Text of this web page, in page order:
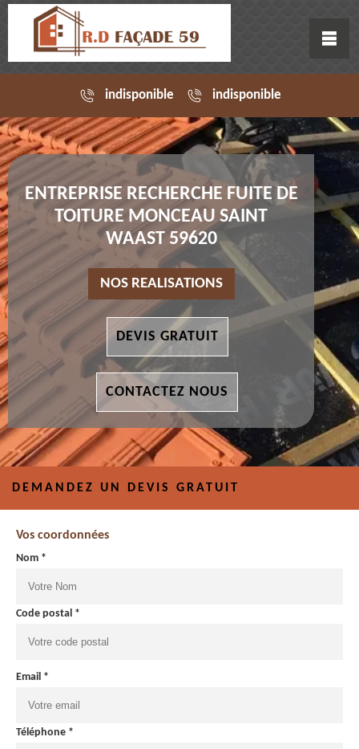
indisponible indisponible
ENTREPRISE RECHERCHE FUITE DE
TOITURE MONCEAU SAINT
WAAST 59620
NOS REALISATIONS
DEVIS GRATUIT
CONTACTEZ NOUS
DEMANDEZ UN DEVIS GRATUIT
Vos coordonnées
Nom *
Code postal *
Email *
Téléphone *